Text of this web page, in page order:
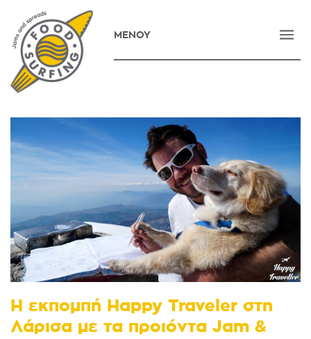
ΜΕΝΟΥ
ΑΡΧΙΚΗ
ΠΡΟΪΟΝΤΑ
ΝΕΑ
ΕΠΙΚΟΙΝΩΝΙΑ
ENGLISH
Η εκπομπή Happy Traveler στη
Λάρισα με τα προιόντα Jam &